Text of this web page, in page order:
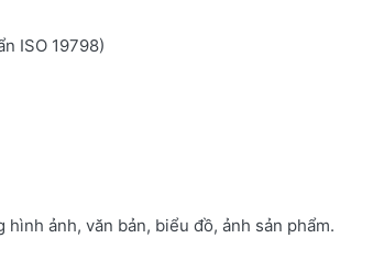
ISO 19798)
ảnh, văn bản, biểu đồ, ảnh sản phẩm.